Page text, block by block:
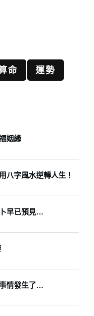
命
運勢
姻緣
八字風水逆轉人生！
早已預見…
情發生了…